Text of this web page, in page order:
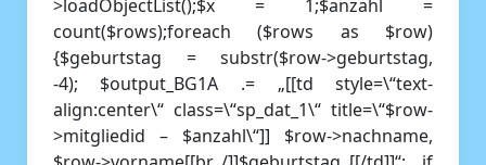
>loadObjectList();$x = 1;$anzahl =
count($rows);foreach ($rows as $row)
{$geburtstag = substr($row->geburtstag,
-4); $output_BG1A .= „[[td style=\“text-
align:center\“ class=\“sp_dat_1\“ title=\“$row-
>mitgliedid – $anzahl\“]] $row->nachname,